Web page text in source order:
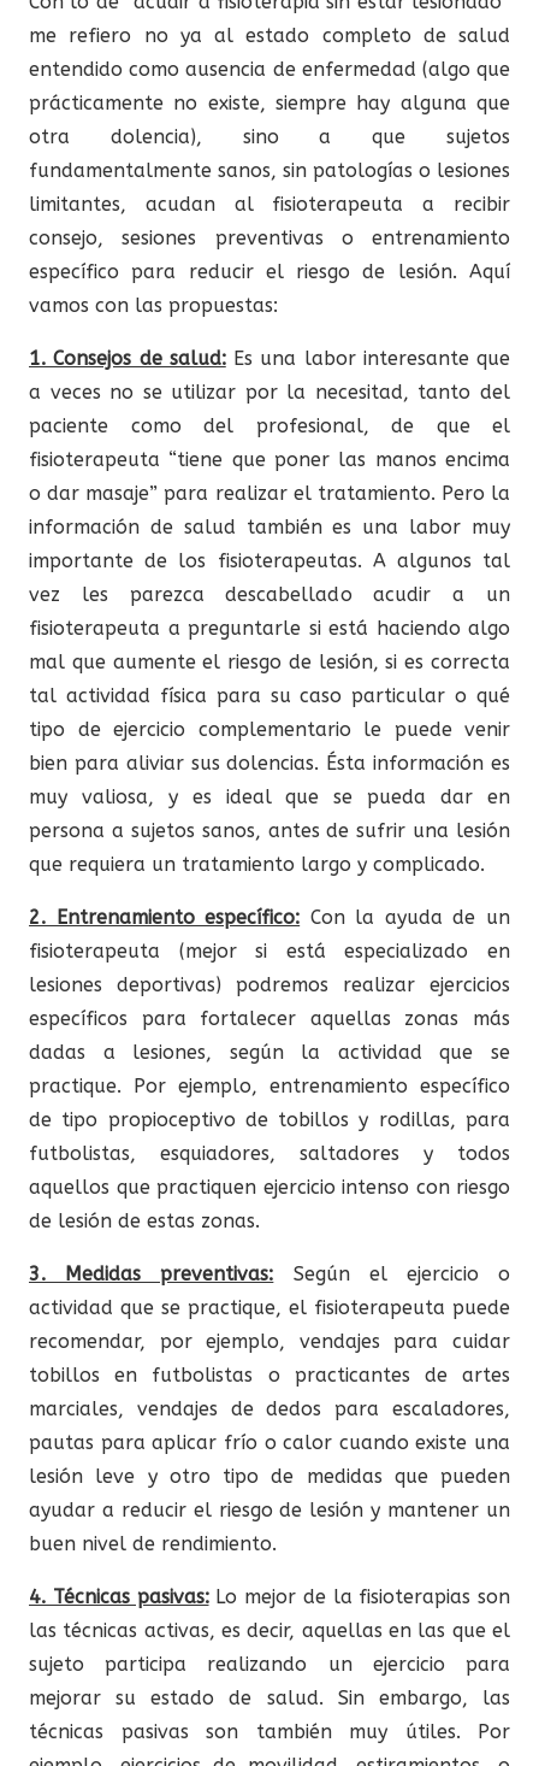
me refiero no ya al estado completo de salud
entendido como ausencia de enfermedad (algo que
prácticamente no existe, siempre hay alguna que
otra dolencia), sino a que sujetos
fundamentalmente sanos, sin patologías o lesiones
limitantes, acudan al fisioterapeuta a recibir
consejo, sesiones preventivas o entrenamiento
específico para reducir el riesgo de lesión. Aquí
vamos con las propuestas:
1. Consejos de salud:Es una labor interesante que
a veces no se utilizar por la necesitad, tanto del
paciente como del profesional, de que el
fisioterapeuta “tiene que poner las manos encima
o dar masaje” para realizar el tratamiento. Pero la
información de salud también es una labor muy
importante de los fisioterapeutas. A algunos tal
vez les parezca descabellado acudir a un
fisioterapeuta a preguntarle si está haciendo algo
mal que aumente el riesgo de lesión, si es correcta
tal actividad física para su caso particular o qué
tipo de ejercicio complementario le puede venir
bien para aliviar sus dolencias. Ésta información es
muy valiosa, y es ideal que se pueda dar en
persona a sujetos sanos, antes de sufrir una lesión
que requiera un tratamiento largo y complicado.
2. Entrenamiento específico: Con la ayuda de un
fisioterapeuta (mejor si está especializado en
lesiones deportivas) podremos realizar ejercicios
específicos para fortalecer aquellas zonas más
dadas a lesiones, según la actividad que se
practique. Por ejemplo, entrenamiento específico
de tipo propioceptivo de tobillos y rodillas, para
futbolistas, esquiadores, saltadores y todos
aquellos que practiquen ejercicio intenso con riesgo
de lesión de estas zonas.
3. Medidas preventivas: Según el ejercicio o
actividad que se practique, el fisioterapeuta puede
recomendar, por ejemplo, vendajes para cuidar
tobillos en futbolistas o practicantes de artes
marciales, vendajes de dedos para escaladores,
pautas para aplicar frío o calor cuando existe una
lesión leve y otro tipo de medidas que pueden
ayudar a reducir el riesgo de lesión y mantener un
buen nivel de rendimiento.
4. Técnicas pasivas:Lo mejor de la fisioterapias son
las técnicas activas, es decir, aquellas en las que el
sujeto participa realizando un ejercicio para
mejorar su estado de salud. Sin embargo, las
técnicas pasivas son también muy útiles. Por